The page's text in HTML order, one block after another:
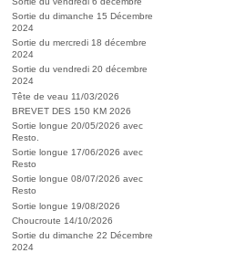
Sortie du dimanche 15 Décembre
2024
Sortie du mercredi 18 décembre
2024
Sortie du vendredi 20 décembre
2024
Tête de veau 11/03/2026
BREVET DES 150 KM 2026
Sortie longue 20/05/2026 avec
Resto.
Sortie longue 17/06/2026 avec
Resto
Sortie longue 08/07/2026 avec
Resto
Sortie longue 19/08/2026
Choucroute 14/10/2026
Sortie du dimanche 22 Décembre
2024